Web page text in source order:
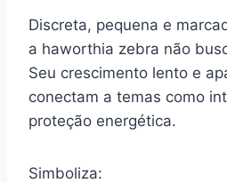
Discreta, pequena e
a haworthia zebra não
Seu crescimento lento e
conectam a temas como
proteção energética.
Simboliza: